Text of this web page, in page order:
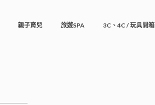
親子育兒 旅遊SPA 3C、4C / 玩具開箱